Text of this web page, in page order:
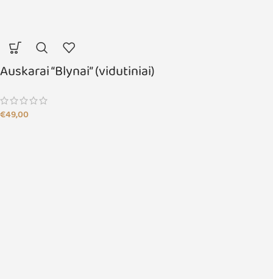
Auskarai “Blynai” (vidutiniai)
€49,00